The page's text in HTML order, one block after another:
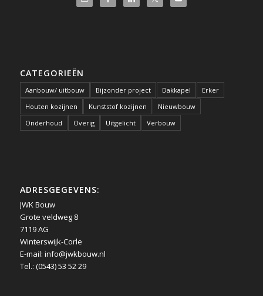
CATEGORIEËN
Aanbouw/ uitbouw Bijzonder project Dakkapel
Erker
Houten kozijnen
Kunststof kozijnen
Nieuwbouw
Onderhoud
Overig Uitgelicht Verbouw
ADRESGEGEVENS:
JWK Bouw
Grote veldweg 8
7119 AG
Winterswijk-Corle
E-mail: info@jwkbouw.nl
Tel.: (0543) 53 52 29